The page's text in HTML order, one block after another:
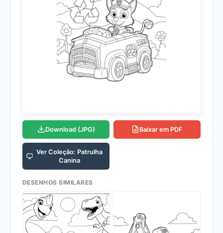
Download (JPG) Baixar em PDF
Ver Coleção: Patrulha
Canina
DESENHOS SIMILARES